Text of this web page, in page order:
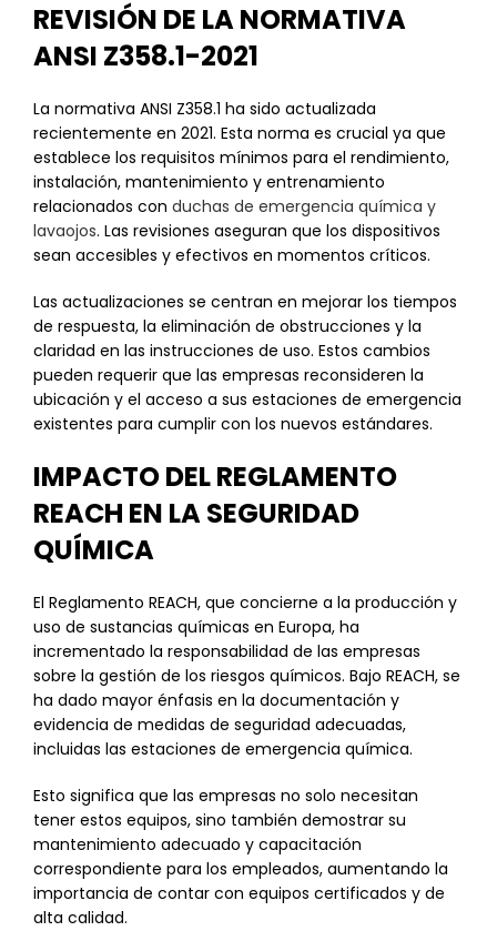
REVISIÓN DE LA NORMATIVA
ANSI Z358.1-2021
La normativa ANSI Z358.1 ha sido actualizada
recientemente en 2021. Esta norma es crucial ya que
establece los requisitos mínimos para el rendimiento,
instalación, mantenimiento y entrenamiento
relacionados con duchas de emergencia química y
lavaojos. Las revisiones aseguran que los dispositivos
sean accesibles y efectivos en momentos críticos.
Las actualizaciones se centran en mejorar los tiempos
de respuesta, la eliminación de obstrucciones y la
claridad en las instrucciones de uso. Estos cambios
pueden requerir que las empresas reconsideren la
ubicación y el acceso a sus estaciones de emergencia
existentes para cumplir con los nuevos estándares.
IMPACTO DEL REGLAMENTO
REACH EN LA SEGURIDAD
QUÍMICA
El Reglamento REACH, que concierne a la producción y
uso de sustancias químicas en Europa, ha
incrementado la responsabilidad de las empresas
sobre la gestión de los riesgos químicos. Bajo REACH, se
ha dado mayor énfasis en la documentación y
evidencia de medidas de seguridad adecuadas,
incluidas las estaciones de emergencia química.
Esto significa que las empresas no solo necesitan
tener estos equipos, sino también demostrar su
mantenimiento adecuado y capacitación
correspondiente para los empleados, aumentando la
importancia de contar con equipos certificados y de
alta calidad.